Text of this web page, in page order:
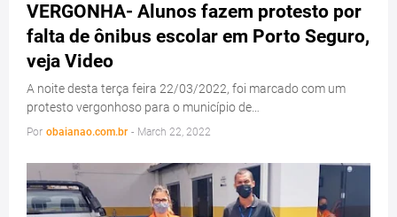
VERGONHA- Alunos fazem protesto por
falta de ônibus escolar em Porto Seguro,
veja Video
A noite desta terça feira 22/03/2022, foi marcado com um
protesto vergonhoso para o município de…
Por obaianao.com.br - March 22, 2022